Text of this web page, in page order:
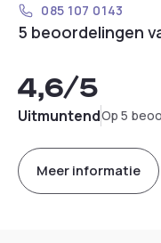
085 107 0143
5 beoordelingen
4,6/5
UitmuntendOp 5
Meer informatie